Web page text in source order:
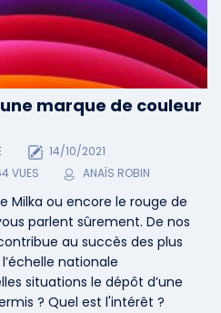
marque de couleur
14/10/2021
VUES ANAÏS ROBIN
Milka ou encore le rouge de
parlent sûrement. De nos
au succès des plus
nationale
situations le dépôt d’une
? Quel est l'intérêt ?